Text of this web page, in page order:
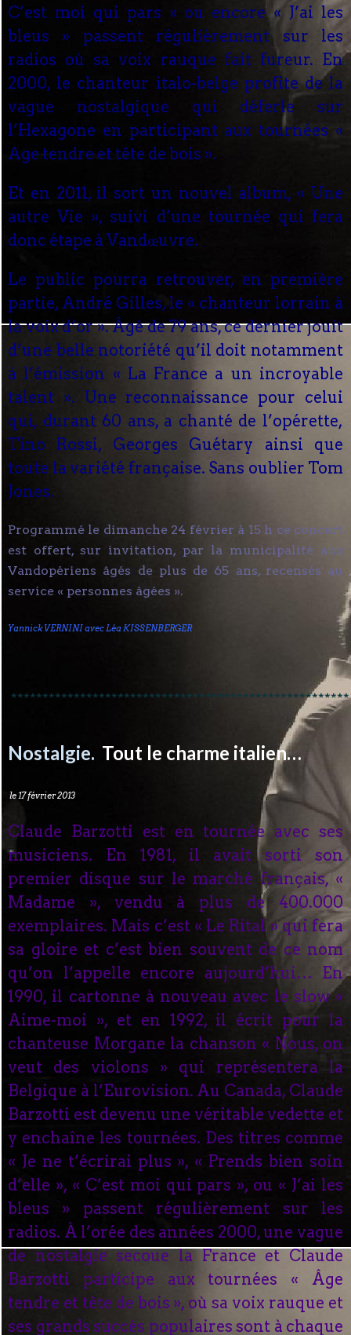
C’est moi qui pars » ou encore « J’ai les
bleus » passent régulièrement sur les
radios où sa voix rauque fait fureur. En
2000, le chanteur italo-belge profite de la
vague nostalgique qui déferle sur
l’Hexagone en participant aux tournées «
Age tendre et tête de bois ».
Et en 2011, il sort un nouvel album, « Une
autre Vie », suivi d’une tournée qui fera
donc étape à Vandœuvre.
Le public pourra retrouver, en première
partie, André Gilles, le « chanteur lorrain à
la voix d’or ». Âgé de 79 ans, ce dernier jouit
d’une belle notoriété qu’il doit notamment
à l’émission « La France a un incroyable
talent ». Une reconnaissance pour celui
qui, durant 60 ans, a chanté de l’opérette,
Tino Rossi, Georges Guétary ainsi que
toute la variété française. Sans oublier Tom
Jones.
Programmé le dimanche 24 février à 15 h ce concert
est offert, sur invitation, par la municipalité aux
Vandopériens âgés de plus de 65 ans, recensés au
service « personnes âgées ».
Yannick VERNINI avec Léa KISSENBERGER
******************************************************
Nostalgie. Tout le charme italien…
le 17 février 2013
Claude Barzotti est en tournée avec ses
musiciens. En 1981, il avait sorti son
premier disque sur le marché français, «
Madame », vendu à plus de 400.000
exemplaires. Mais c’est « Le Rital » qui fera
sa gloire et c’est bien souvent de ce nom
qu’on l’appelle encore aujourd’hui… En
1990, il cartonne à nouveau avec le slow «
Aime-moi », et en 1992, il écrit pour la
chanteuse Morgane la chanson « Nous, on
veut des violons » qui représentera la
Belgique à l’Eurovision. Au Canada, Claude
Barzotti est devenu une véritable vedette et
y enchaîne les tournées. Des titres comme
« Je ne t’écrirai plus », « Prends bien soin
d’elle », « C’est moi qui pars », ou « J’ai les
bleus » passent régulièrement sur les
radios. À l’orée des années 2000, une vague
de nostalgie secoue la France et Claude
Barzotti participe aux tournées « Âge
tendre et tête de bois », où sa voix rauque et
ses grands succès populaires sont à chaque